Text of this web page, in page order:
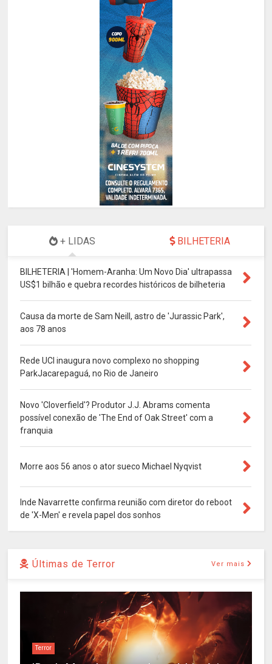
+ LIDAS BILHETERIA
BILHETERIA | 'Homem-Aranha: Um Novo Dia' ultrapassa
US$1 bilhão e quebra recordes históricos de bilheteria
Causa da morte de Sam Neill, astro de 'Jurassic Park',
aos 78 anos
Rede UCI inaugura novo complexo no shopping
ParkJacarepaguá, no Rio de Janeiro
Novo 'Cloverfield'? Produtor J.J. Abrams comenta
possível conexão de 'The End of Oak Street' com a
franquia
Morre aos 56 anos o ator sueco Michael Nyqvist
Inde Navarrette confirma reunião com diretor do reboot
de 'X-Men' e revela papel dos sonhos
Últimas de Terror Ver mais
Terror